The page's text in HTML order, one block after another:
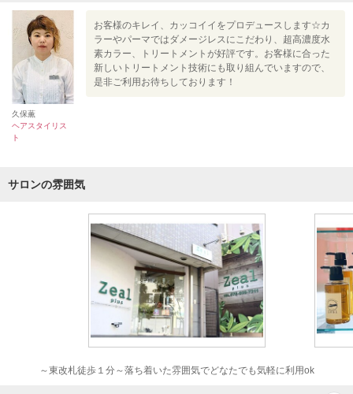
久保薫
ヘアスタイリス
ト
お客様のキレイ、カッコイイをプロデュースします☆カ
ラーやパーマではダメージレスにこだわり、超高濃度水
素カラー、トリートメントが好評です。お客様に合った
新しいトリートメント技術にも取り組んでいますので、
是非ご利用お待ちしております！
サロンの雰囲気
～東改札徒歩１分～落ち着いた雰囲気でどなたでも気軽に利用ok